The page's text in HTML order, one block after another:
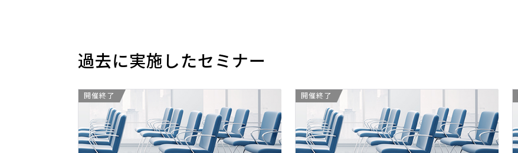
過去に実施したセミナー
開催終了 開催終了